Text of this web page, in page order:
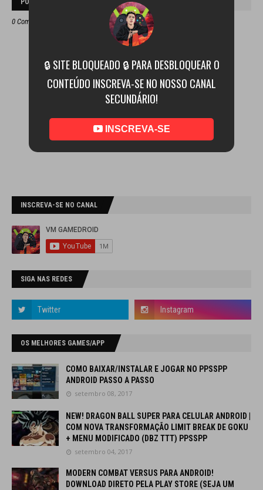
POSTAR UM COMENTÁRIO
0 Comentários
INSCREVA-SE NO CANAL
SIGA NAS REDES
OS MELHORES GAMES/APP
COMO BAIXAR/INSTALAR E JOGAR NO PPSSPP
ANDROID PASSO A PASSO
setembro 08, 2017
NEW! DRAGON BALL SUPER PARA CELULAR ANDROID |
COM NOVA TRANSFORMAÇÃO LIMIT BREAK DE GOKU
+ MENU MODIFICADO (DBZ TTT) PPSSPP
setembro 04, 2017
MODERN COMBAT VERSUS PARA ANDROID!
DOWNLOAD DIRETO PELA PLAY STORE (SEJA UM
🔒 SITE BLOQUEADO 🔒 PARA DESBLOQUEAR O
CONTEÚDO INSCREVA-SE NO NOSSO CANAL
SECUNDÁRIO!
INSCREVA-SE